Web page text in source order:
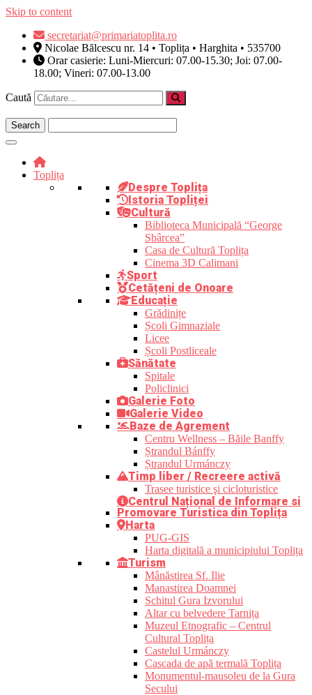
Skip to content
secretariat@primariatoplita.ro
Nicolae Bălcescu nr. 14 • Toplița • Harghita • 535700
Orar casierie: Luni-Miercuri: 07.00-15.30; Joi: 07.00-
18.00; Vineri: 07.00-13.00
Caută
Toplița
Despre Toplița
Istoria Topliței
Cultură
Biblioteca Municipală “George
Sbârcea”
Casa de Cultură Toplița
Cinema 3D Calimani
Sport
Cetățeni de Onoare
Educație
Grădinițe
Școli Gimnaziale
Licee
Școli Postliceale
Sănătate
Spitale
Policlinici
Galerie Foto
Galerie Video
Baze de Agrement
Centru Wellness – Băile Banffy
Ștrandul Bánffy
Ștrandul Urmánczy
Timp liber / Recreere activă
Trasee turistice şi cicloturistice
Centrul Național de Informare si
Promovare Turistica din Toplița
Harta
PUG-GIS
Harta digitală a municipiului Toplița
Turism
Mânăstirea Sf. Ilie
Manastirea Doamnei
Schitul Gura Izvorului
Altar cu belvedere Tarnița
Muzeul Etnografic – Centrul
Cultural Toplița
Castelul Urmánczy
Cascada de apă termală Toplița
Monumentul-mausoleu de la Gura
Secului